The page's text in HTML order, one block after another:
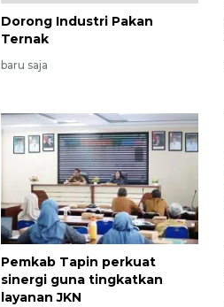
Dorong Industri Pakan
Ternak
baru saja
Pemkab Tapin perkuat
sinergi guna tingkatkan
layanan JKN